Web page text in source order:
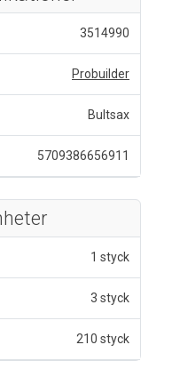
3514990
Probuilder
Bultsax
5709386656911
1 styck
3 styck
210 styck